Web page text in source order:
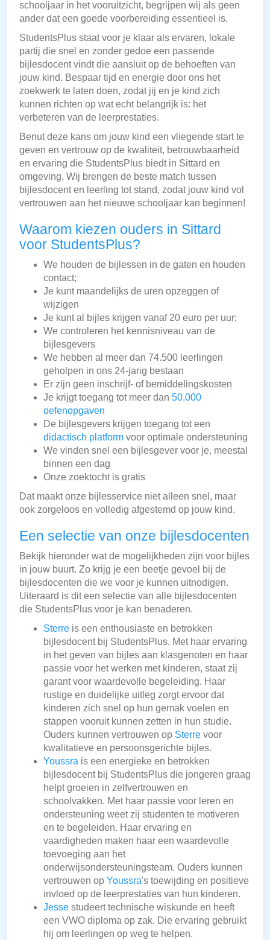
schooljaar in het vooruitzicht, begrijpen wij als geen
ander dat een goede voorbereiding essentieel is.
StudentsPlus staat voor je klaar als ervaren, lokale
partij die snel en zonder gedoe een passende
bijlesdocent vindt die aansluit op de behoeften van
jouw kind. Bespaar tijd en energie door ons het
zoekwerk te laten doen, zodat jij en je kind zich
kunnen richten op wat echt belangrijk is: het
verbeteren van de leerprestaties.
Benut deze kans om jouw kind een vliegende start te
geven en vertrouw op de kwaliteit, betrouwbaarheid
en ervaring die StudentsPlus biedt in Sittard en
omgeving. Wij brengen de beste match tussen
bijlesdocent en leerling tot stand, zodat jouw kind vol
vertrouwen aan het nieuwe schooljaar kan beginnen!
Waarom kiezen ouders in Sittard
voor StudentsPlus?
We houden de bijlessen in de gaten en houden
contact;
Je kunt maandelijks de uren opzeggen of
wijzigen
Je kunt al bijles krijgen vanaf 20 euro per uur;
We controleren het kennisniveau van de
bijlesgevers
We hebben al meer dan 74.500 leerlingen
geholpen in ons 24-jarig bestaan
Er zijn geen inschrijf- of bemiddelingskosten
Je krijgt toegang tot meer dan 50.000
oefenopgaven
De bijlesgevers krijgen toegang tot een
didactisch platform voor optimale ondersteuning
We vinden snel een bijlesgever voor je, meestal
binnen een dag
Onze zoektocht is gratis
Dat maakt onze bijlesservice niet alleen snel, maar
ook zorgeloos en volledig afgestemd op jouw kind.
Een selectie van onze bijlesdocenten
Bekijk hieronder wat de mogelijkheden zijn voor bijles
in jouw buurt. Zo krijg je een beetje gevoel bij de
bijlesdocenten die we voor je kunnen uitnodigen.
Uiteraard is dit een selectie van alle bijlesdocenten
die StudentsPlus voor je kan benaderen.
Sterre is een enthousiaste en betrokken
bijlesdocent bij StudentsPlus. Met haar ervaring
in het geven van bijles aan klasgenoten en haar
passie voor het werken met kinderen, staat zij
garant voor waardevolle begeleiding. Haar
rustige en duidelijke uitleg zorgt ervoor dat
kinderen zich snel op hun gemak voelen en
stappen vooruit kunnen zetten in hun studie.
Ouders kunnen vertrouwen op Sterre voor
kwalitatieve en persoonsgerichte bijles.
Youssra is een energieke en betrokken
bijlesdocent bij StudentsPlus die jongeren graag
helpt groeien in zelfvertrouwen en
schoolvakken. Met haar passie voor leren en
ondersteuning weet zij studenten te motiveren
en te begeleiden. Haar ervaring en
vaardigheden maken haar een waardevolle
toevoeging aan het
onderwijsondersteuningsteam. Ouders kunnen
vertrouwen op Youssra's toewijding en positieve
invloed op de leerprestaties van hun kinderen.
Jesse studeert technische wiskunde en heeft
een VWO diploma op zak. Die ervaring gebruikt
hij om leerlingen op weg te helpen.